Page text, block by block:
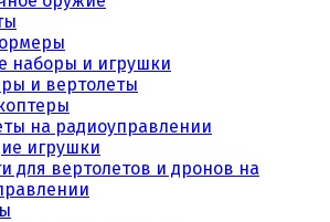
наборы и игрушки
и вертолеты
на радиоуправлении
игрушки
для вертолетов и дронов на